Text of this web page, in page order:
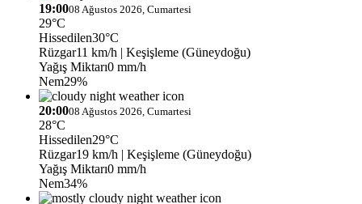
19:0008 Ağustos 2026, Cumartesi
29°C
Hissedilen30°C
Rüzgar11 km/h | Keşişleme (Güneydoğu)
Yağış Miktarı0 mm/h
Nem29%
20:0008 Ağustos 2026, Cumartesi
28°C
Hissedilen29°C
Rüzgar19 km/h | Keşişleme (Güneydoğu)
Yağış Miktarı0 mm/h
Nem34%